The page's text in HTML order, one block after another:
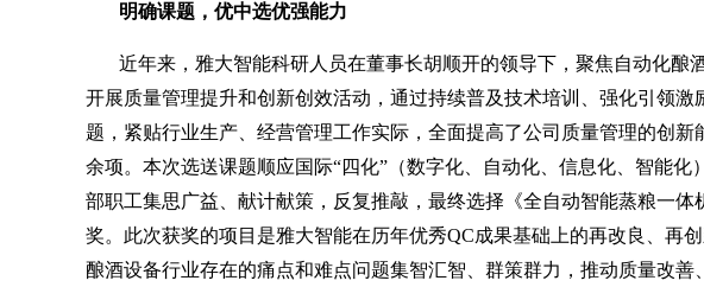
明确课题，优中选优强能力
近年来，雅大智能科研人员在董事长胡顺开的领导下，聚焦自动化酿
开展质量管理提升和创新创效活动，通过持续普及技术培训、强化引领
题，紧贴行业生产、经营管理工作实际，全面提高了公司质量管理的创
余项。本次选送课题顺应国际“四化”（数字化、自动化、信息化、智能
部职工集思广益、献计献策，反复推敲，最终选择《全自动智能蒸粮一
奖。此次获奖的项目是雅大智能在历年优秀QC成果基础上的再改良、再
酿酒设备行业存在的痛点和难点问题集智汇智、群策群力，推动质量改